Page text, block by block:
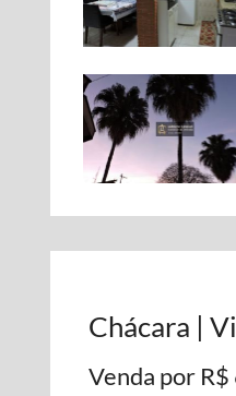
Chácara |
Venda por